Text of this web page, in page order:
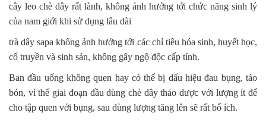
cây leo chè dây rất lành, không ảnh hưởng tới chức năng sinh lý
của nam giới khi sử dụng lâu dài
trà dây sapa không ảnh hưởng tới các chỉ tiêu hóa sinh, huyết học,
cổ truyền và sinh sản, không gây ngộ độc cấp tính.
Ban đầu uống không quen hay có thể bị dấu hiệu đau bụng, táo
bón, vì thế giai đoạn đầu dùng chè dây thảo dược với lượng ít để
cho tập quen với bụng, sau dùng lượng tăng lên sẽ rất bổ ích.